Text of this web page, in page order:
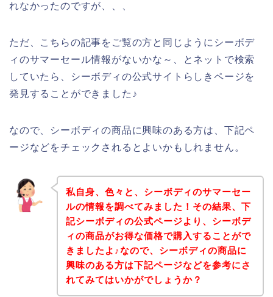
れなかったのですが、、、
ただ、こちらの記事をご覧の方と同じようにシーボデ
ィのサマーセール情報がないかな～、とネットで検索
していたら、シーボディの公式サイトらしきページを
発見することができました♪
なので、シーボディの商品に興味のある方は、下記ペ
ージなどをチェックされるとよいかもしれません。
私自身、色々と、シーボディのサマーセー
ルの情報を調べてみました！その結果、下
記シーボディの公式ページより、シーボデ
ィの商品がお得な価格で購入することがで
きましたよ♪なので、シーボディの商品に
興味のある方は下記ページなどを参考にさ
れてみてはいかがでしょうか？